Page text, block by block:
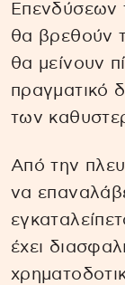
Επενδύσεων
θα βρεθούν
θα μείνουν
πραγματικό
των
Από την
να
έχει